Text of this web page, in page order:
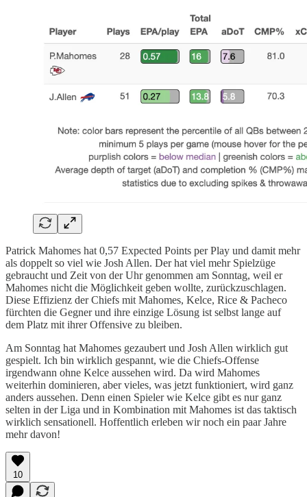
Patrick Mahomes hat 0,57 Expected Points per Play und damit mehr
als doppelt so viel wie Josh Allen. Der hat viel mehr Spielzüge
gebraucht und Zeit von der Uhr genommen am Sonntag, weil er
Mahomes nicht die Möglichkeit geben wollte, zurückzuschlagen.
Diese Effizienz der Chiefs mit Mahomes, Kelce, Rice & Pacheco
fürchten die Gegner und ihre einzige Lösung ist selbst lange auf
dem Platz mit ihrer Offensive zu bleiben.
Am Sonntag hat Mahomes gezaubert und Josh Allen wirklich gut
gespielt. Ich bin wirklich gespannt, wie die Chiefs-Offense
irgendwann ohne Kelce aussehen wird. Da wird Mahomes
weiterhin dominieren, aber vieles, was jetzt funktioniert, wird ganz
anders aussehen. Denn einen Spieler wie Kelce gibt es nur ganz
selten in der Liga und in Kombination mit Mahomes ist das taktisch
wirklich sensationell. Hoffentlich erleben wir noch ein paar Jahre
mehr davon!
10